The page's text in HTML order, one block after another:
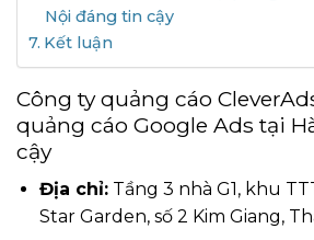
Nội đáng tin cậy
Kết luận
Công ty quảng cáo
quảng cáo Google Ads tại
cậy
Địa chỉ:Tầng 3 nhà G1, khu
Star Garden, số 2 Kim Giang,